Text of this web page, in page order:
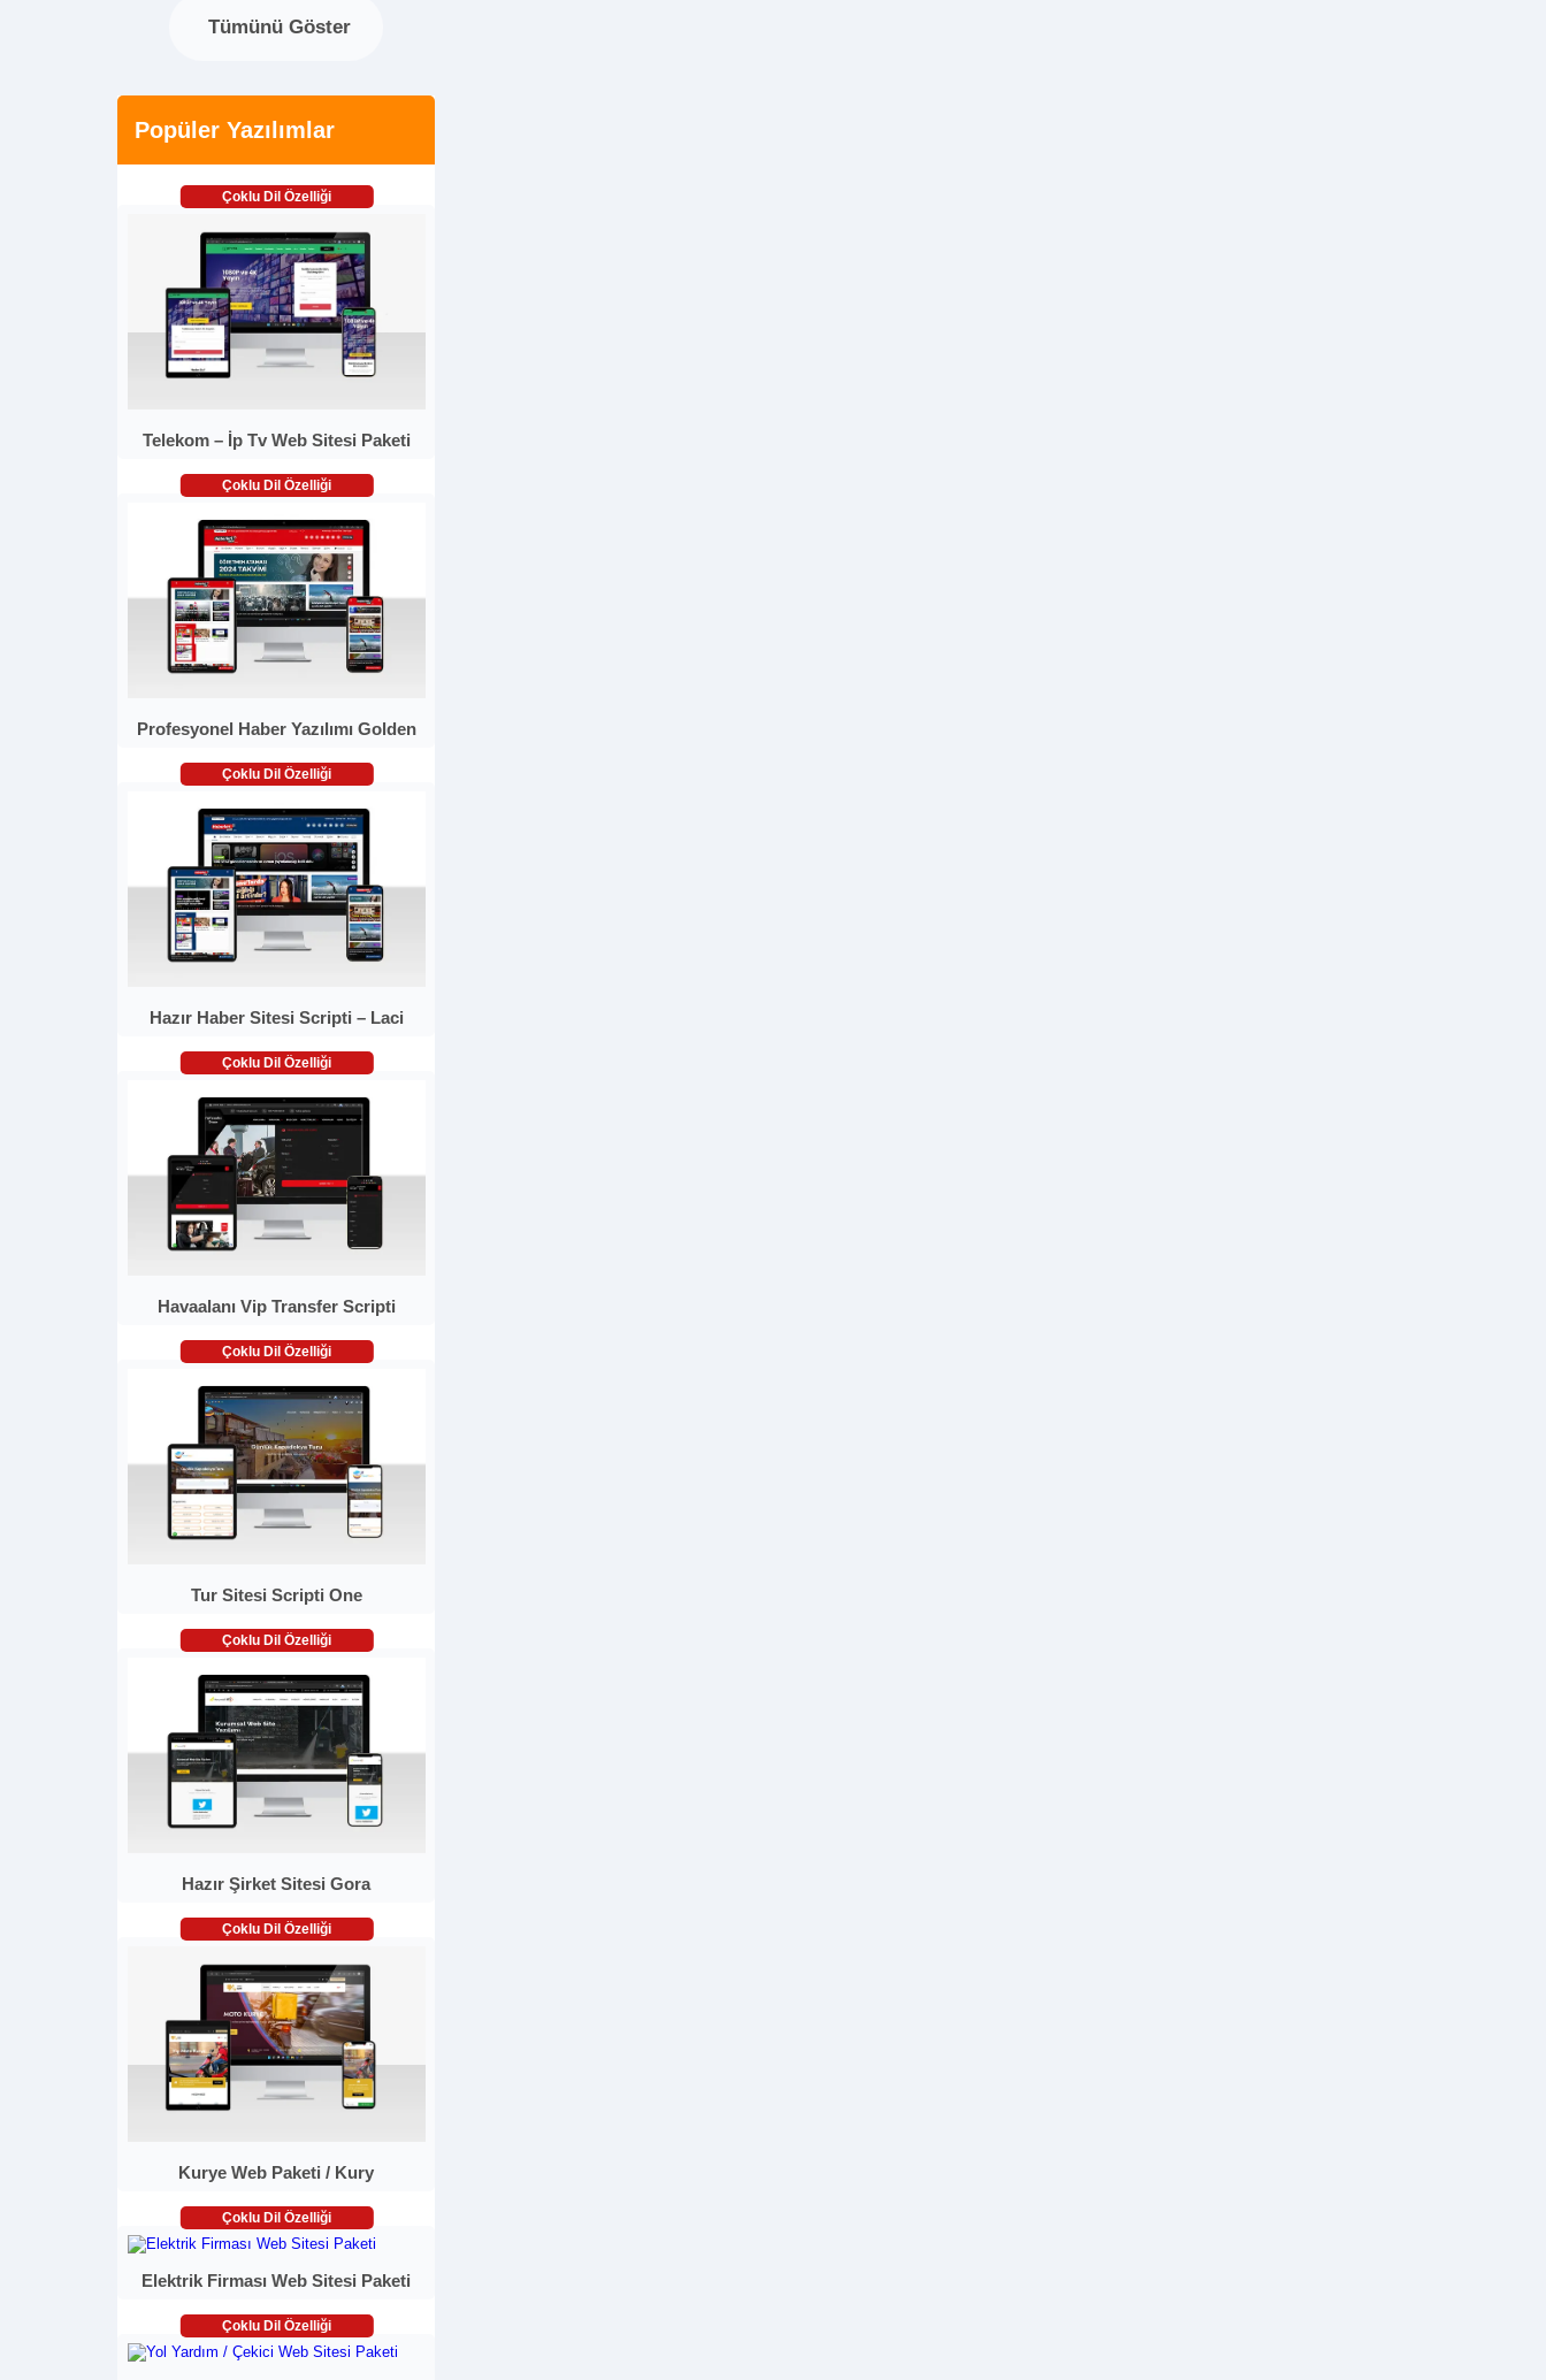
Tümünü Göster
Popüler Yazılımlar
Çoklu Dil Özelliği
Telekom – İp Tv Web Sitesi Paketi
Çoklu Dil Özelliği
Profesyonel Haber Yazılımı Golden
Çoklu Dil Özelliği
Hazır Haber Sitesi Scripti – Laci
Çoklu Dil Özelliği
Havaalanı Vip Transfer Scripti
Çoklu Dil Özelliği
Tur Sitesi Scripti One
Çoklu Dil Özelliği
Hazır Şirket Sitesi Gora
Çoklu Dil Özelliği
Kurye Web Paketi / Kury
Çoklu Dil Özelliği
Elektrik Firması Web Sitesi Paketi
Çoklu Dil Özelliği